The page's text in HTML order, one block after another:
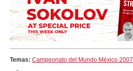
Temas: Campeonato del Mundo México 2007